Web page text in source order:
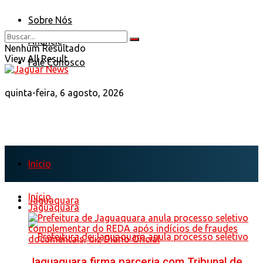
Sobre Nós
Anuncie
Fale Conosco
quinta-feira, 6 agosto, 2026
Nenhum Resultado
View All Result
Início
Jaguaquara
Início
Jaguaquara